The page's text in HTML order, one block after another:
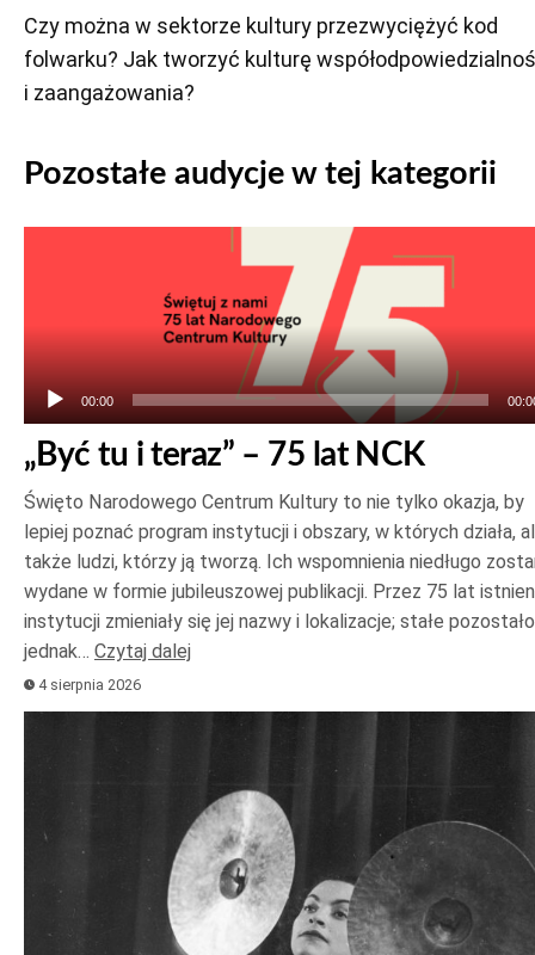
Czy można w sektorze kultury przezwyciężyć kod
folwarku? Jak tworzyć kulturę
i zaangażowania?
Pozostałe audycje w tej kategorii
00:00
„Być tu i teraz” – 75 lat NCK
Święto Narodowego Centrum Kultury to nie tylko okazja, by
lepiej poznać program instytucji i obszary, w których działa,
także ludzi, którzy ją tworzą. Ich wspomnienia niedługo
wydane w formie jubileuszowej publikacji. Przez 75 lat
instytucji zmieniały się jej nazwy i lokalizacje; stałe pozostało
jednak… Czytaj dalej
4 sierpnia 2026